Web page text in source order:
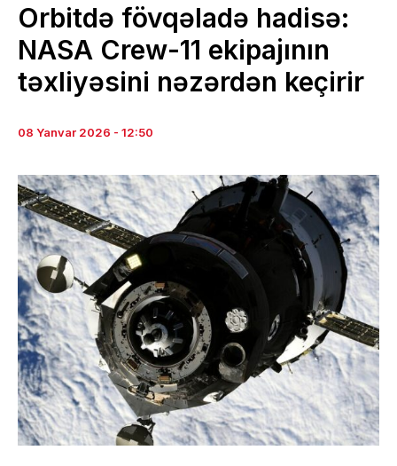
Orbitdə fövqəladə hadisə:
NASA Crew-11 ekipajının
təxliyəsini nəzərdən keçirir
08 Yanvar 2026 - 12:50